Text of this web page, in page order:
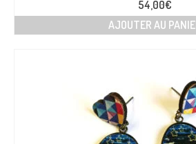
54,00€
AJOUTER AU